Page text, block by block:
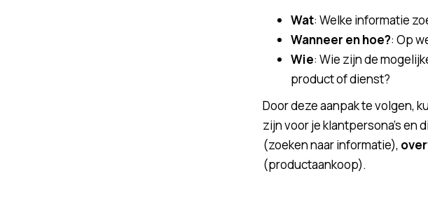
Wat: Welke informatie
Wanneer en hoe?: Op
Wie: Wie zijn de
product of dienst?
Door deze aanpak te volgen,
zijn voor je klantpersona’s
(zoeken naar informatie),
(productaankoop).